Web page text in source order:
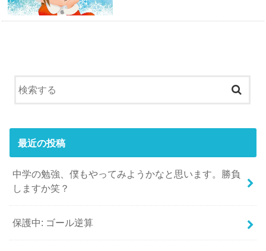
最近の投稿
中学の勉強、僕もやってみようかなと思います。勝負
しますか笑？
保護中: ゴール逆算